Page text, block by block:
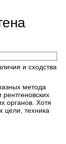
и сходства
метода
органов. Хотя
техника